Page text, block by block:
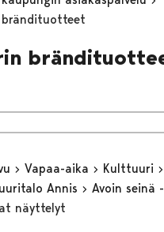
brändituotteet
Vapaa-aika
Kulttuuri
Annis
Avoin seinä
näyttelyt